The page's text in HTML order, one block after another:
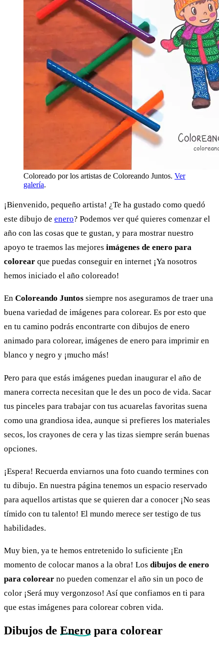
Coloreado por los artistas de Coloreando Juntos. Ver
galería.
¡Bienvenido, pequeño artista! ¿Te ha gustado como quedó
este dibujo de enero? Podemos ver qué quieres comenzar el
año con las cosas que te gustan, y para mostrar nuestro
apoyo te traemos las mejores imágenes de enero para
colorear que puedas conseguir en internet ¡Ya nosotros
hemos iniciado el año coloreado!
En Coloreando Juntos siempre nos aseguramos de traer una
buena variedad de imágenes para colorear. Es por esto que
en tu camino podrás encontrarte con dibujos de enero
animado para colorear, imágenes de enero para imprimir en
blanco y negro y ¡mucho más!
Pero para que estás imágenes puedan inaugurar el año de
manera correcta necesitan que le des un poco de vida. Sacar
tus pinceles para trabajar con tus acuarelas favoritas suena
como una grandiosa idea, aunque si prefieres los materiales
secos, los crayones de cera y las tizas siempre serán buenas
opciones.
¡Espera! Recuerda enviarnos una foto cuando termines con
tu dibujo. En nuestra página tenemos un espacio reservado
para aquellos artistas que se quieren dar a conocer ¡No seas
tímido con tu talento! El mundo merece ser testigo de tus
habilidades.
Muy bien, ya te hemos entretenido lo suficiente ¡En
momento de colocar manos a la obra! Los dibujos de enero
para colorear no pueden comenzar el año sin un poco de
color ¡Será muy vergonzoso! Así que confiamos en ti para
que estas imágenes para colorear cobren vida.
Dibujos de Enero para colorear